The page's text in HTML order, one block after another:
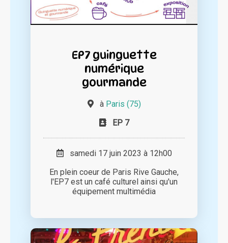
EP7 guinguette
numérique
gourmande
à Paris (75)
EP 7
samedi 17 juin 2023 à 12h00
En plein coeur de Paris Rive Gauche,
l'EP7 est un café culturel ainsi qu'un
équipement multimédia